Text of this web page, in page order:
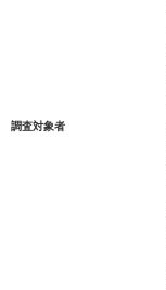
調査対象者